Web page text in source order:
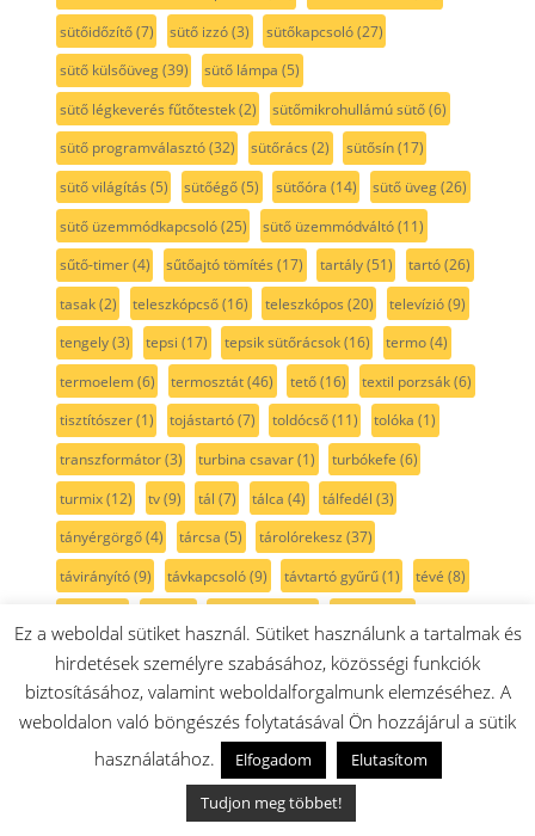
sütőidőzítő(7) sütő izzó(3) sütőkapcsoló(27)
sütő külsőüveg(39) sütő lámpa (5)
sütő légkeverés fűtőtestek(2) sütőmikrohullámú sütő(6)
sütő programválasztó(32) sütőrács (2) sütősín(17)
sütő világítás (5) sütőégő(5) sütőóra (14) sütő üveg(26)
sütő üzemmódkapcsoló(25) sütő üzemmódváltó(11)
sűtő-timer(4) sűtőajtó tömítés (17) tartály(51) tartó(26)
tasak(2) teleszkópcső(16) teleszkópos (20) televízió(9)
tengely(3) tepsi (17) tepsik sütőrácsok(16) termo(4)
termoelem(6) termosztát(46) tető(16) textil porzsák(6)
tisztítószer(1) tojástartó(7) toldócső(11) tolóka (1)
transzformátor(3) turbina csavar(1) turbókefe (6)
turmix(12) tv(9) tál (7) tálca (4) tálfedél (3)
tányérgörgő(4) tárcsa (5) tárolórekesz (37)
távirányító(9) távkapcsoló(9) távtartó gyűrű(1) tévé (8)
tömítőgyűrű
tömőrúd (1) tüske
tüzhely külsőüveg(31) tűzhely(563)
tűzhelyforgatógomb(22) univerzális(4) v-szíj (11)
vajtartó(16) ventilátor (20) ventilátorlapát(2)
vezetékdoboz(4) vezeték nélküli
Ez a weboldal sütiket használ. Sütiket használunk a tartalmak és
hirdetések személyre szabásához, közösségi funkciók
biztosításához, valamint weboldalforgalmunk elemzéséhez. A
weboldalon való böngészés folytatásával Ön hozzájárul a sütik
használatához.
Elfogadom
Elutasítom
Tudjon meg többet!